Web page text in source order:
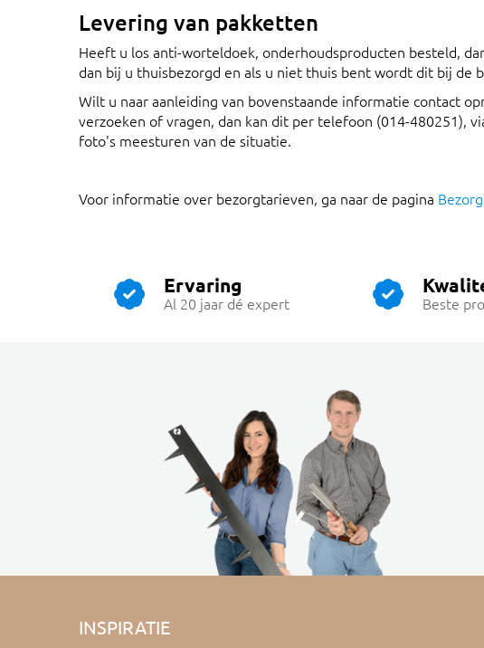
Levering van pakketten
Heeft u los anti-worteldoek, onderhoudsproducten besteld,
dan bij u thuisbezorgd en als u niet thuis bent wordt dit bij
Wilt u naar aanleiding van bovenstaande informatie contact
verzoeken of vragen, dan kan dit per telefoon (014-480251),
foto's meesturen van de situatie.
Voor informatie over bezorgtarieven, ga naar de pagina
Ervaring
Al 20 jaar dé expert Beste
INSPIRATIE